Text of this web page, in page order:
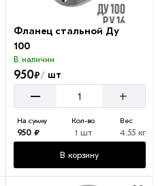
Фланец стальной Ду
100
В наличии
950₽/шт
– +
На сумму
950 ₽
Кол-во
1 шт
Вес
4.55 кг
В корзину